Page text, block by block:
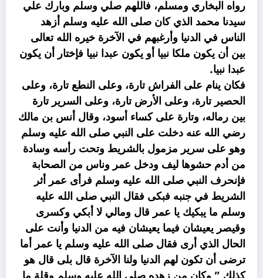
رواه البخاري ومسلم، فاللهم صلي وسلم وبارك علي
سيدنا محمد الذي كان صلى الله عليه وسلم أزهد
الناس في الدنيا وأرغبهم في الآخرة خيره الله تعالى
بين أن يكون ملكا نبيا أو يكون عبدا نبيا فإختار أن يكون
عبدا نبيا.
فكان ينام على الفراش تارة، وعلى النطع تارة، وعلى
الحصير تارة، وعلى الأرض تارة، وعلى السرير تارة
بين رماله، وتارة على كساء أسود‏، وقال أنس بن مالك
رضي الله عنه دخلت على النبي صلى الله عليه وسلم
وهو على سرير مزمول بالشريط وتحت رأسه وسادة
من أدم حشوها ليف ودخل عمر وناس من الصحابة
فإنحرف النبي صلى الله عليه وسلم فرأى عمر أثر
الشريط في جنبه فبكى فقال النبي صلى الله عليه
وسلم ما يبكيك يا عمر قال ومالي لا أبكي وكسرى
وقيصر يعيشان فيما يعيشان فيه من الدنيا وأنت على
الحال الذي أرى فقال صلى الله عليه وسلم يا عمر أما
ترضى أن تكون لهم الدنيا ولنا الآخرة قال بلى قال هو